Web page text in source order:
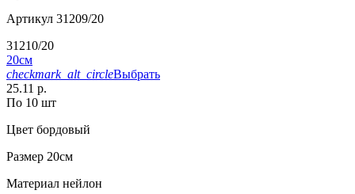
Артикул 31209/20
31210/20
20см
checkmark_alt_circleВыбрать
25.11 р.
По 10 шт
Цвет бордовый
Размер 20см
Материал нейлон